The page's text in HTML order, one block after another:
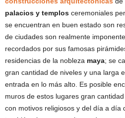
palacios y templos ceremoniales
se encuentran en buen estado son
de ciudades son realmente
recordados por sus famosas
residencias de la nobleza maya; se
gran cantidad de niveles y una larga
entrada en lo más alto. Es posible
muros de estos lugares gran
con motivos religiosos y del día a día